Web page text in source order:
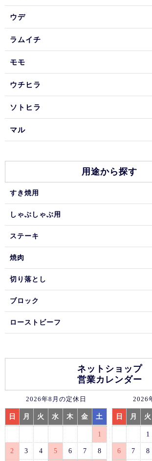
ウデ
ラムイチ
モモ
ウチヒラ
ソトヒラ
マル
用途から探す
すき焼用
しゃぶしゃぶ用
ステーキ
焼肉
切り落とし
ブロック
ローストビーフ
ネットショップ
営業カレンダー
2026年8月の定休日
日 月 火 水 木 金 土
1
2 3 4 5 6 7 8
2026
日 月 火
1
6 7 8